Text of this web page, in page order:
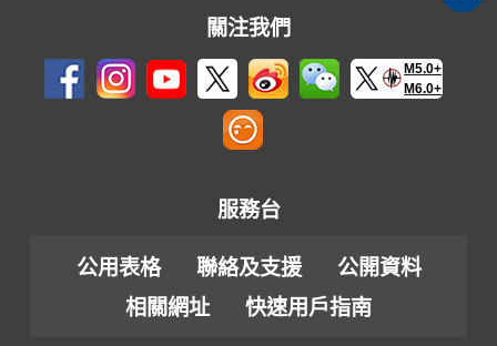
關注我們
M5.0+
M6.0+
服務台
公用表格 聯絡及支援
公開資料
相關網址
快速用戶指南